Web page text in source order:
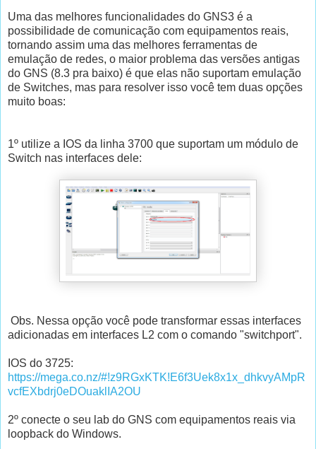
Uma das melhores funcionalidades do GNS3 é a
possibilidade de comunicação com equipamentos reais,
tornando assim uma das melhores ferramentas de
emulação de redes, o maior problema das versões antigas
do GNS (8.3 pra baixo) é que elas não suportam emulação
de Switches, mas para resolver isso você tem duas opções
muito boas:
1º utilize a IOS da linha 3700 que suportam um módulo de
Switch nas interfaces dele:
Obs. Nessa opção você pode transformar essas interfaces
adicionadas em interfaces L2 com o comando "switchport".
IOS do 3725:
https://mega.co.nz/#!z9RGxKTK!E6f3Uek8x1x_dhkvyAMpR
vcfEXbdrj0eDOuaklIA2OU
2º conecte o seu lab do GNS com equipamentos reais via
loopback do Windows.